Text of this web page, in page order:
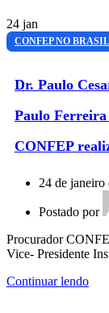
24 jan
CONFEP NO BRASIL
Dr. Paulo
Paulo
CONFEP
24 de janeiro
Postado por
Procurador
Vice- Presidente
Continuar lendo